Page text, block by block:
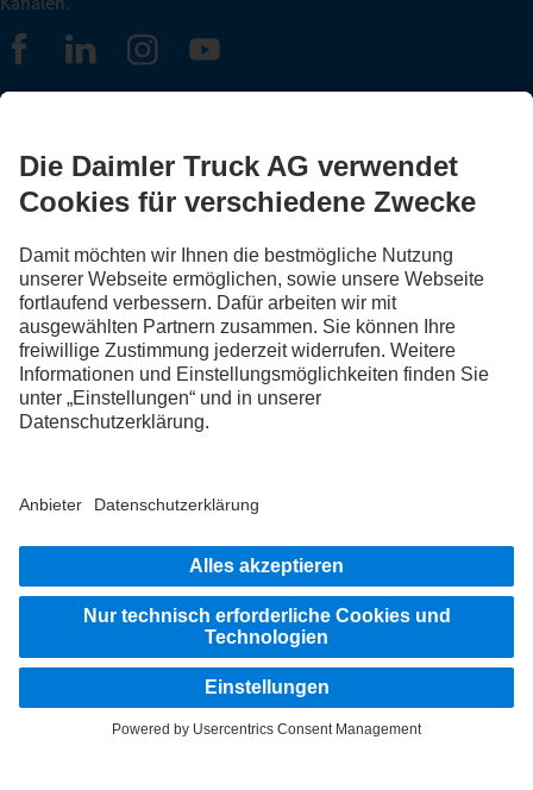
FOLLOW THE ROADSTARS.
Tausche jetzt Erfahrungen mit anderen Truckerinnen und
Truckern aus.
Hinweisgebersystem